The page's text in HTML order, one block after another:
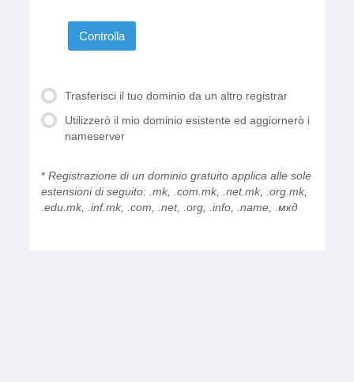
Controlla
Trasferisci il tuo dominio da un altro registrar
Utilizzerò il mio dominio esistente ed aggiornerò i
nameserver
*Registrazione di un dominio gratuito applica alle sole
estensioni di seguito: .mk, .com.mk, .net.mk, .org.mk,
.edu.mk, .inf.mk, .com, .net, .org, .info, .name, .мкд